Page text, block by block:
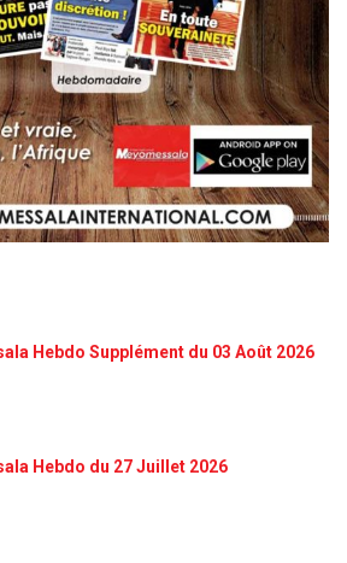
Hebdo Supplément du 03 Août 2026
Hebdo du 27 Juillet 2026